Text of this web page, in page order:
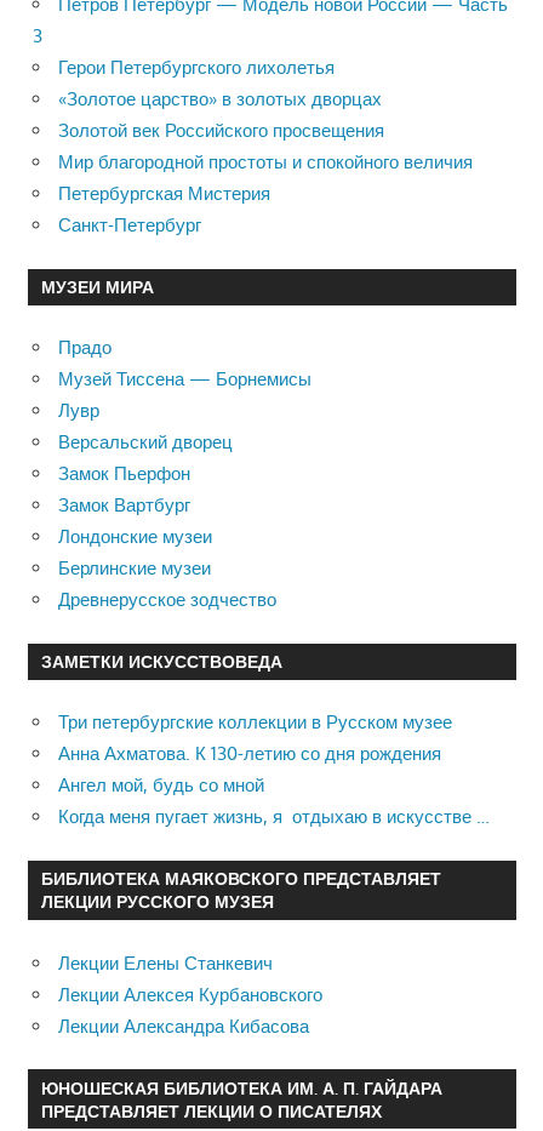
3
Герои Петербургского лихолетья
«Золотое царство» в золотых дворцах
Золотой век Российского просвещения
Мир благородной простоты и спокойного величия
Петербургская Мистерия
Санкт-Петербург
МУЗЕИ МИРА
Прадо
Музей Тиссена — Борнемисы
Лувр
Версальский дворец
Замок Пьерфон
Замок Вартбург
Лондонские музеи
Берлинские музеи
Древнерусское зодчество
ЗАМЕТКИ ИСКУССТВОВЕДА
Три петербургские коллекции в Русском музее
Анна Ахматова. К 130-летию со дня рождения
Ангел мой, будь со мной
Когда меня пугает жизнь, я отдыхаю в искусстве …
БИБЛИОТЕКА МАЯКОВСКОГО ПРЕДСТАВЛЯЕТ
ЛЕКЦИИ РУССКОГО МУЗЕЯ
Лекции Елены Станкевич
Лекции Алексея Курбановского
Лекции Александра Кибасова
ЮНОШЕСКАЯ БИБЛИОТЕКА ИМ. А. П. ГАЙДАРА
ПРЕДСТАВЛЯЕТ ЛЕКЦИИ О ПИСАТЕЛЯХ